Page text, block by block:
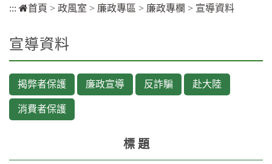
::: 首頁 > 政風室 > 廉政專區 > 廉政專欄 > 宣導資料
宣導資料
揭弊者保護 廉政宣導 反詐騙 赴大陸
消費者保護
標 題